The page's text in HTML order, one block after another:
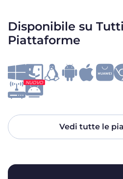
Disponibile su
Piattaforme
NUOVO
Vedi tutte le